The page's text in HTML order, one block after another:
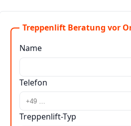
Treppenlift Beratung vor
Name
Telefon
Treppenlift-Typ